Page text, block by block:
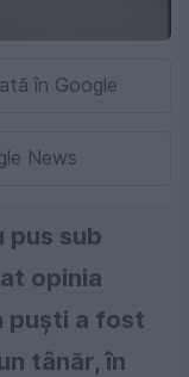
în Google
News
pus sub
opinia
puști a fost
tânăr, în